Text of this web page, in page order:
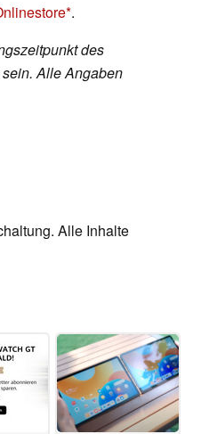
.
des
Alle Angaben
Alle Inhalte